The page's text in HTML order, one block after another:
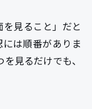
見ること」だと
は順番がありま
見るだけでも、